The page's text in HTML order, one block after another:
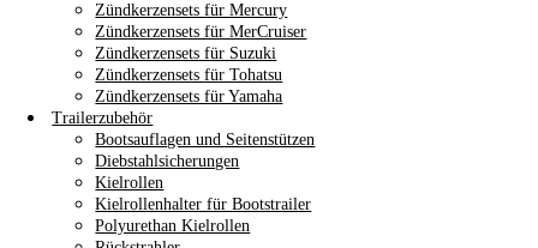
Zündkerzensets für Mercury
Zündkerzensets für MerCruiser
Zündkerzensets für Suzuki
Zündkerzensets für Tohatsu
Zündkerzensets für Yamaha
Trailerzubehör
Bootsauflagen und Seitenstützen
Diebstahlsicherungen
Kielrollen
Kielrollenhalter für Bootstrailer
Polyurethan Kielrollen